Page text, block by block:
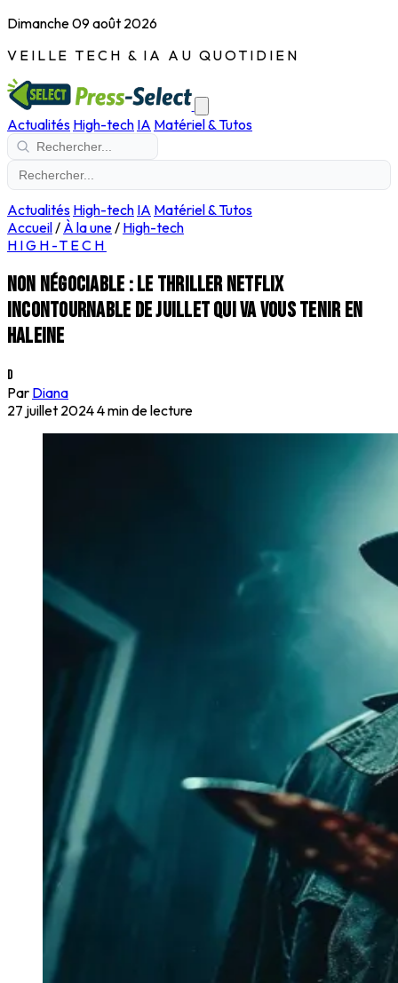
Dimanche 09 août 2026
VEILLE TECH & IA AU QUOTIDIEN
Actualités High-tech IA Matériel & Tutos
Actualités High-tech IA Matériel & Tutos
Accueil/ À la une/ High-tech
HIGH-TECH
Non négociable : le thriller Netflix
incontournable de juillet qui va vous tenir en
haleine
D
Par Diana
27 juillet 20244 min de lecture